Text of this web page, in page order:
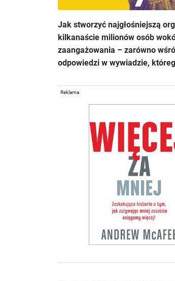
Jak stworzyć najgłośniejszą
kilkanaście milionów osób
zaangażowania – zarówno
odpowiedzi w wywiadzie,
Reklama